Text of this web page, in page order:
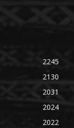
2245
2130
2031
2024
2022